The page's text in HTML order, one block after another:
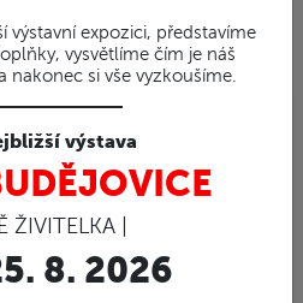
výstavní expozici, představíme
vysvětlíme čím je náš
nakonec si vše vyzkoušíme.
výstava
ŽIVITELKA |
8. 2026
98%
Obj. číslo | 80100
TOSCA
z přírodního